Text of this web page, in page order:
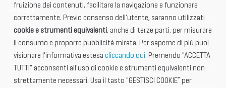
Info utili
Documentazione
Informazione importante
Vetrina Espositori
fruizione dei contenuti, facilitare la navigazione e funzionare
correttamente. Previo consenso dell'utente, saranno utilizzati
cookie e strumenti equivalenti, anche di terze parti, per misurare
il consumo e proporre pubblicità mirata. Per saperne di più puoi
visionare l'informativa estesa cliccando qui. Premendo "ACCETTA
TUTTI" acconsenti all'uso di cookie e strumenti equivalenti non
strettamente necessari. Usa il tasto "GESTISCI COOKIE” per